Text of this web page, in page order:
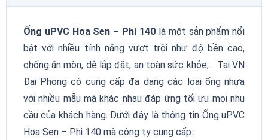
Ống uPVC Hoa Sen – Phi 140là một sản phẩm nổi
bật với nhiều tính năng vượt trội như độ bền cao,
chống ăn mòn, dễ lắp đặt, an toàn sức khỏe,… Tại VN
Đại Phong có cung cấp đa dạng các loại ống nhựa
với nhiều mẫu mã khác nhau đáp ứng tối ưu mọi nhu
cầu của khách hàng. Dưới đây là thông tin Ống uPVC
Hoa Sen – Phi 140 mà công ty cung cấp: